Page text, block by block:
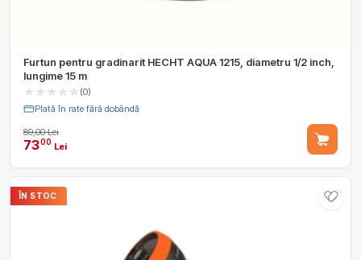
Furtun pentru gradinarit HECHT AQUA 1215, diametru 1/2 inch,
lungime 15 m
(0)
Plată în rate fără dobândă
89,00 Lei
7300 Lei
ÎN STOC